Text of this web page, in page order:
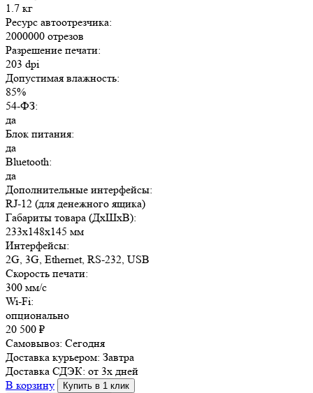
1.7 кг
Ресурс автоотрезчика:
2000000 отрезов
Разрешение печати:
203 dpi
Допустимая влажность:
85%
54-ФЗ:
да
Блок питания:
да
Bluetooth:
да
Дополнительные интерфейсы:
RJ-12 (для денежного ящика)
Габариты товара (ДxШxВ):
233х148х145 мм
Интерфейсы:
2G, 3G, Ethernet, RS-232, USB
Скорость печати:
300 мм/с
Wi-Fi:
опционально
20 500 ₽
Самовывоз: Сегодня
Доставка курьером: Завтра
Доставка СДЭК: от 3х дней
В корзину
Купить в 1 клик